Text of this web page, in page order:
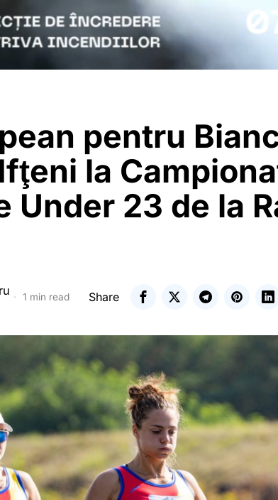
pentru
la
Under 23 de la
1 min read Share